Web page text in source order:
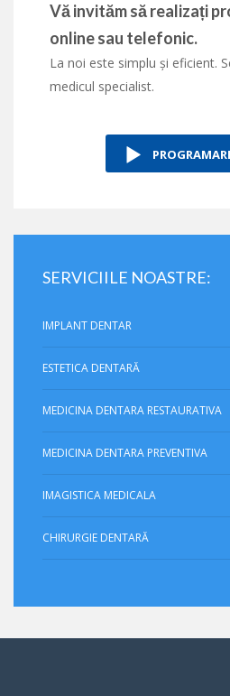
Vă invităm să realizați
online sau telefonic.
La noi este simplu și eficient.
medicul specialist.
SERVICIILE NOASTRE:
IMPLANT DENTAR
ESTETICA DENTARĂ
MEDICINA DENTARA RESTAURATIVA
MEDICINA DENTARA PREVENTIVA
IMAGISTICA MEDICALA
CHIRURGIE DENTARĂ